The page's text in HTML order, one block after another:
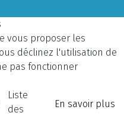
vous proposer les
déclinez l'utilisation de
pas fonctionner
En savoir plus
Liste
des